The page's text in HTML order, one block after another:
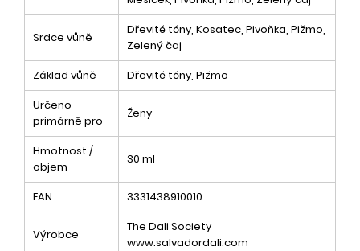
Srdce vůně
Dřevité tóny, Kosatec, Pivoňka, Pižmo,
Zelený čaj
Základ vůně
Dřevité tóny, Pižmo
Určeno
primárně pro
Ženy
Hmotnost /
objem
30 ml
EAN 3331438910010
Výrobce
The Dali Society
www.salvadordali.com